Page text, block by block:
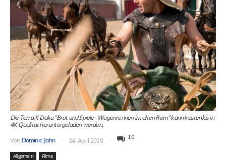
Die Terra X-Doku "Brot und Spiele - Wagenrennen im alten Rom" kann kostenlos in
4K Qualität heruntergeladen werden.
Von Dominic Jahn 24. April 2019 10
Allgemein Filme